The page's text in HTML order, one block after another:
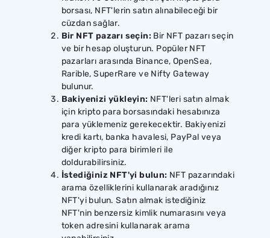
borsası, NFT'lerin satın alınabileceği bir
cüzdan sağlar.
Bir NFT pazarı seçin: Bir NFT pazarı seçin
ve bir hesap oluşturun. Popüler NFT
pazarları arasında Binance, OpenSea,
Rarible, SuperRare ve Nifty Gateway
bulunur.
Bakiyenizi yükleyin: NFT'leri satın almak
için kripto para borsasındaki hesabınıza
para yüklemeniz gerekecektir. Bakiyenizi
kredi kartı, banka havalesi, PayPal veya
diğer kripto para birimleri ile
doldurabilirsiniz.
İstediğiniz NFT'yi bulun: NFT pazarındaki
arama özelliklerini kullanarak aradığınız
NFT'yi bulun. Satın almak istediğiniz
NFT'nin benzersiz kimlik numarasını veya
token adresini kullanarak arama